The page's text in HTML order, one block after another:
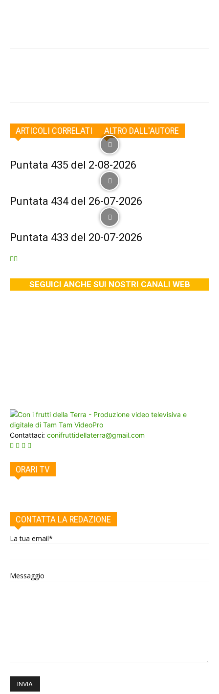
ARTICOLI CORRELATI ALTRO DALL'AUTORE
Puntata 435 del 2-08-2026
Puntata 434 del 26-07-2026
Puntata 433 del 20-07-2026
SEGUICI ANCHE SUI NOSTRI CANALI WEB
Contattaci: conifruttidellaterra@gmail.com
ORARI TV
CONTATTA LA REDAZIONE
La tua email*
Messaggio